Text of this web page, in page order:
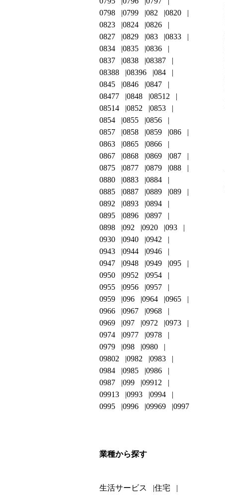
0798
0799 082
0820
0823
0824
0826
0827
0829 083
0833
0834
0835
0836
0837
0838
08387
08388
08396
084
0845
0846
0847
08477
0848
08512
08514
0852
0853
0854
0855
0856
0857
0858 0859
086
0863
0865
0866
0867
0868 0869
087
0875
0877 0879
088
0880
0883
0884
0885
0887 0889
089
0892
0893
0894
0895
0896
0897
0898
092 0920
093
0930
0940
0942
0943
0944
0946
0947
0948 0949
095
0950
0952
0954
0955
0956
0957
0959
096 0964
0965
0966
0967
0968
0969
097 0972
0973
0974
0977
0978
0979
098
0980
09802
0982
0983
0984
0985
0986
0987
099
09912
09913
0993
0994
0995
0996 09969 0997
業種から探す
生活サービス 住宅